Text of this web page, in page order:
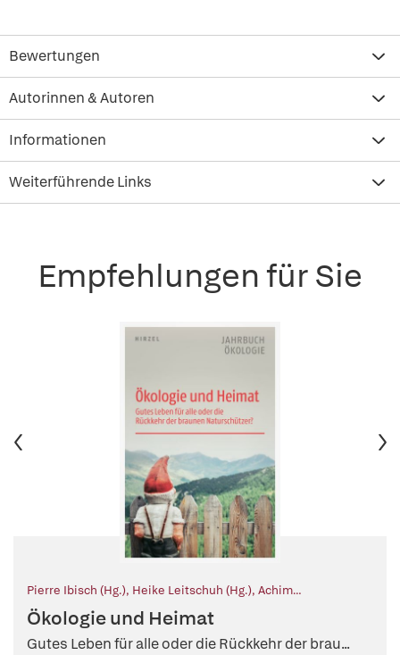
Bewertungen
Autorinnen & Autoren
Informationen
Weiterführende Links
Empfehlungen für Sie
Pierre Ibisch (Hg.), Heike Leitschuh (Hg.), Achim
Brunnengräber (Hg.)
Michael Müller (Hg.)
Ökologie und Heimat
Gutes Leben für alle oder die Rückkehr der brau...